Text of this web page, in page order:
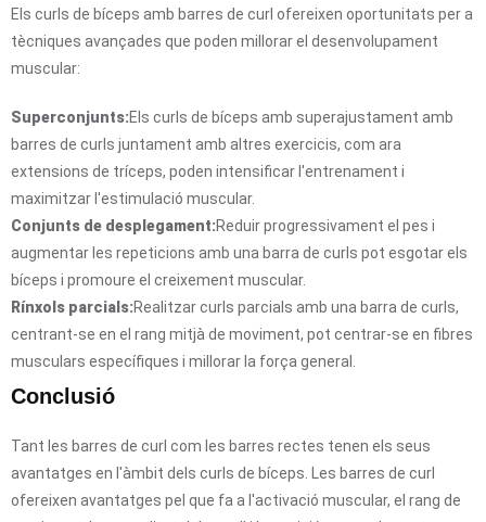
Els curls de bíceps amb barres de curl ofereixen oportunitats per a
tècniques avançades que poden millorar el desenvolupament
muscular:
Superconjunts:Els curls de bíceps amb superajustament amb
barres de curls juntament amb altres exercicis, com ara
extensions de tríceps, poden intensificar l'entrenament i
maximitzar l'estimulació muscular.
Conjunts de desplegament:Reduir progressivament el pes i
augmentar les repeticions amb una barra de curls pot esgotar els
bíceps i promoure el creixement muscular.
Rínxols parcials:Realitzar curls parcials amb una barra de curls,
centrant-se en el rang mitjà de moviment, pot centrar-se en fibres
musculars específiques i millorar la força general.
Conclusió
Tant les barres de curl com les barres rectes tenen els seus
avantatges en l'àmbit dels curls de bíceps. Les barres de curl
ofereixen avantatges pel que fa a l'activació muscular, el rang de